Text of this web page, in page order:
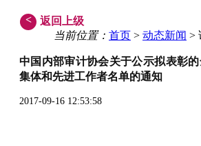
<
返回上级
当前位置： 首页 > 动态新闻 >
中国内部审计协会关于公示拟表彰
集体和先进工作者名单的通知
2017-09-16 12:53:58